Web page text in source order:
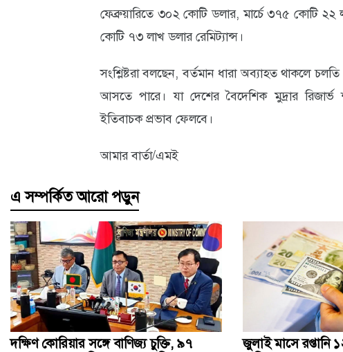
ফেব্রুয়ারিতে ৩০২ কোটি ডলার, মার্চে ৩৭৫ কোটি
কোটি ৭৩ লাখ ডলার রেমিট্যান্স।
সংশ্লিষ্টরা বলছেন, বর্তমান ধারা অব্যাহত থাকলে
আসতে পারে। যা দেশের বৈদেশিক মুদ্রার রিজার্ভ
ইতিবাচক প্রভাব ফেলবে।
আমার বার্তা/এমই
এ সম্পর্কিত আরো পড়ুন
দক্ষিণ কোরিয়ার সঙ্গে বাণিজ্য চুক্তি, ৯৭
জুলাই মাসে রপ্তানি